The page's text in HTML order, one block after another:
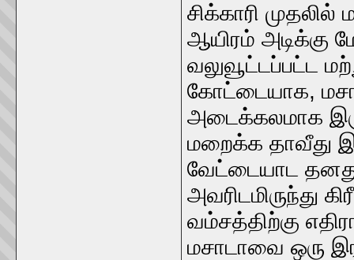
சிக்காரி
ஆயிரம்
வலுவூட்டப்பட்ட
கோட்டையாக,
அடைக்கலமாக
மறைக்க தாவீது
வேட்டையாட
அவரிடமிருந்து
வம்சத்திற்கு
மசாடாவை ஒரு